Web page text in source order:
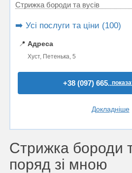
Стрижка бороди та вусів
➡️ Усі послуги та ціни (100)
📍 Адреса
Хуст, Петенька, 5
+38 (097) 665..
Докладніше
Стрижка бороди
поряд зі мною